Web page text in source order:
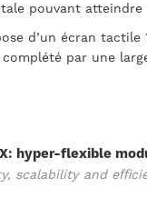
pouvant atteindre
d’un écran
par une
hyper-flexible
scalability and